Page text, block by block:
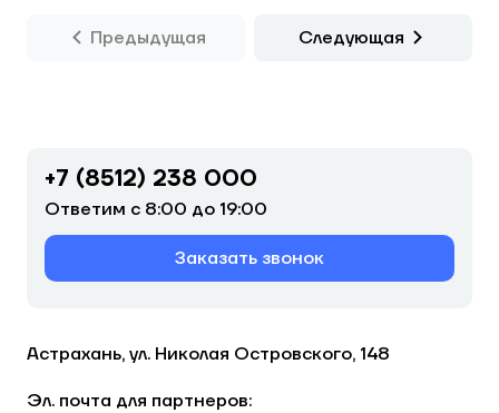
Предыдущая Следующая
+7 (8512) 238 000
Ответим с 8:00 до 19:00
Заказать звонок
Астрахань, ул. Николая Островского, 148
Эл. почта для партнеров: